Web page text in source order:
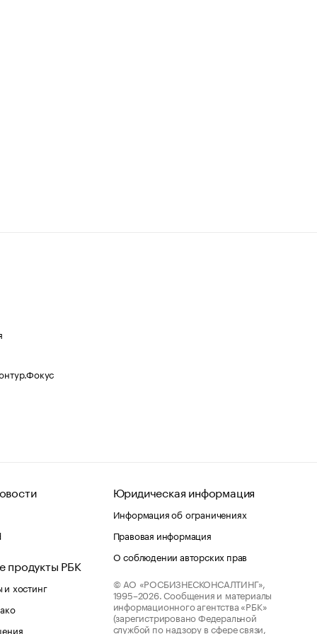
продукты РБК
хостинг
Юридическая информация
Информация об ограничениях
Правовая информация
О соблюдении авторских прав
© АО «РОСБИЗНЕСКОНСАЛТИНГ»,
1995–2026. Сообщения и материалы
информационного агентства «РБК»
(зарегистрировано Федеральной
службой по надзору в сфере связи,